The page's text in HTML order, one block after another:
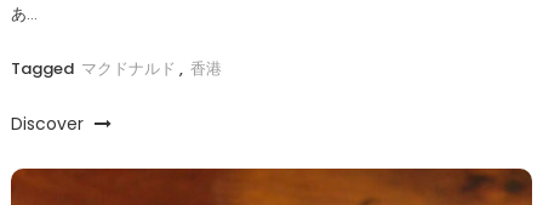
あ…
Tagged マクドナルド , 香港
Discover